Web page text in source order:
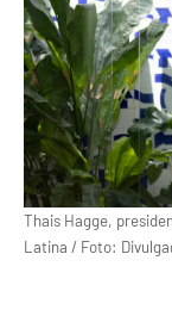
Thais Hagge,
Latina / Foto: